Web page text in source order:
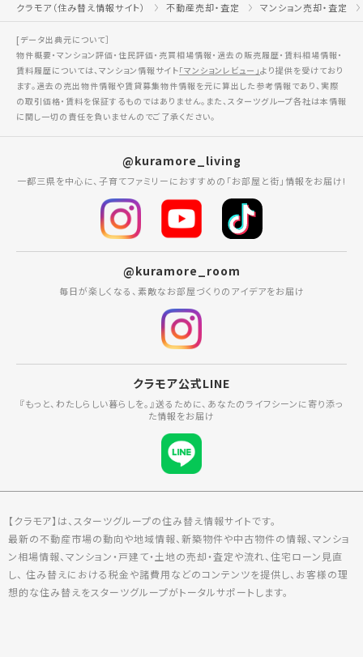
クラモア（住み替え情報サイト）
不動産売却・査定 マンション売却・査定
[データ出典元について］
物件概要・マンション評価・住民評価・売買相場情報・過去の販売履歴・賃料相場情報・
賃料履歴については、マンション情報サイト「マンションレビュー」より提供を受けており
ます。過去の売出物件情報や賃貸募集物件情報を元に算出した参考情報であり、実際
の取引価格・賃料を保証するものではありません。また、スターツグループ各社は本情報
に関し一切の責任を負いませんのでご了承ください。
@kuramore_living
一都三県を中心に、子育てファミリーにおすすめの「お部屋と街」情報をお届け!
@kuramore_room
毎日が楽しくなる、素敵なお部屋づくりのアイデアをお届け
クラモア公式LINE
『もっと、わたしらしい暮らしを。』送るために、あなたのライフシーンに寄り添っ
た情報をお届け
【クラモア】は、スターツグループの住み替え情報サイトです。
最新の不動産市場の動向や地域情報、新築物件や中古物件の情報、マンショ
ン相場情報、マンション・戸建て・土地の売却・査定や流れ、住宅ローン見直
し、 住み替えにおける税金や諸費用などのコンテンツを提供し、お客様の理
想的な住み替えをスターツグループがトータルサポートします。